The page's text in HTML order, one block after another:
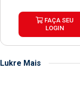
FAÇA SEU
LOGIN
Lukre Mais